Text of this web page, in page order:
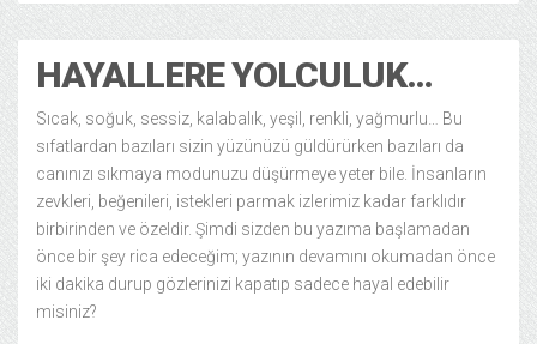
HAYALLERE YOLCULUK…
Sıcak, soğuk, sessiz, kalabalık, yeşil, renkli, yağmurlu… Bu
sıfatlardan bazıları sizin yüzünüzü güldürürken bazıları da
canınızı sıkmaya modunuzu düşürmeye yeter bile. İnsanların
zevkleri, beğenileri, istekleri parmak izlerimiz kadar farklıdır
birbirinden ve özeldir. Şimdi sizden bu yazıma başlamadan
önce bir şey rica edeceğim; yazının devamını okumadan önce
iki dakika durup gözlerinizi kapatıp sadece hayal edebilir
misiniz?